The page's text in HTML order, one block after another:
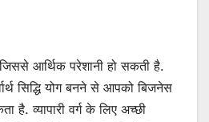
आर्थिक परेशानी हो सकती है.
सिद्धि योग बनने से आपको बिजनेस
है. व्यापारी वर्ग के लिए अच्छी